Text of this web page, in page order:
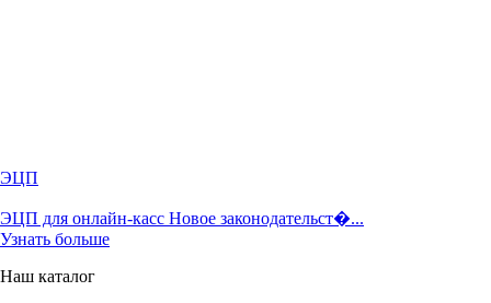
ЭЦП
ЭЦП для онлайн-касс Новое законодательст�...
Узнать больше
Наш каталог